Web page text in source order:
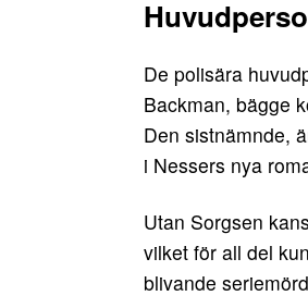
De polisära
Backman, bägge
Den sistnämnde,
i Nessers nya
Utan Sorgsen
vilket för all del
blivande